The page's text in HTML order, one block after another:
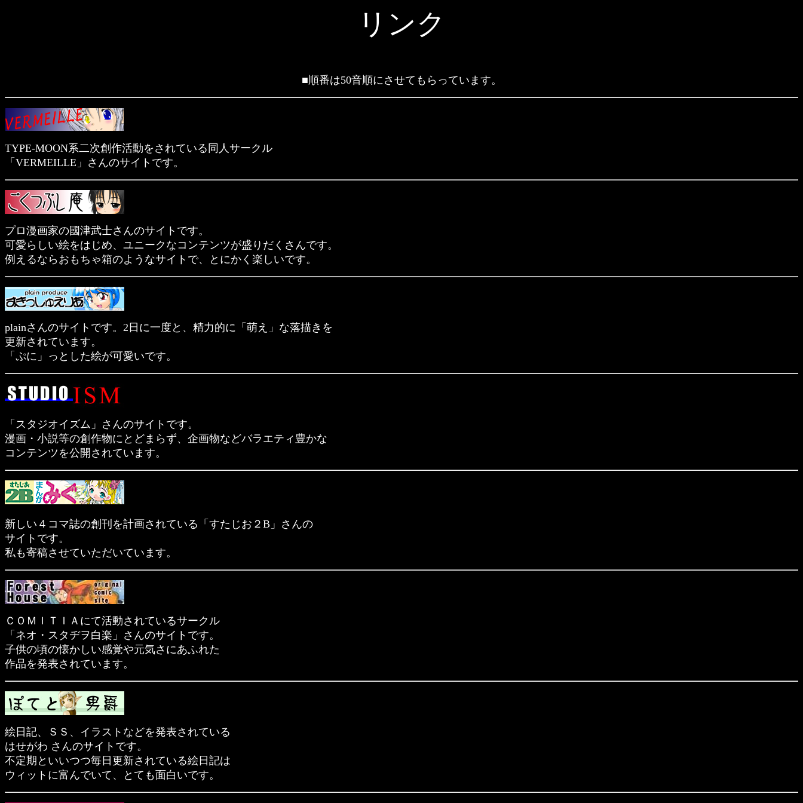
リンク
■順番は50音順にさせてもらっています。
TYPE-MOON系二次創作活動をされている同人サークル
「VERMEILLE」さんのサイトです。
プロ漫画家の國津武士さんのサイトです。
可愛らしい絵をはじめ、ユニークなコンテンツが盛りだくさんです。
例えるならおもちゃ箱のようなサイトで、とにかく楽しいです。
plainさんのサイトです。2日に一度と、精力的に「萌え」な落描きを
更新されています。
「ぷに」っとした絵が可愛いです。
「スタジオイズム」さんのサイトです。
漫画・小説等の創作物にとどまらず、企画物などバラエティ豊かな
コンテンツを公開されています。
新しい４コマ誌の創刊を計画されている「すたじお２B」さんの
サイトです。
私も寄稿させていただいています。
ＣＯＭＩＴＩＡにて活動されているサークル
「ネオ・スタヂヲ白楽」さんのサイトです。
子供の頃の懐かしい感覚や元気さにあふれた
作品を発表されています。
絵日記、ＳＳ、イラストなどを発表されている
はせがわ さんのサイトです。
不定期といいつつ毎日更新されている絵日記は
ウィットに富んでいて、とても面白いです。